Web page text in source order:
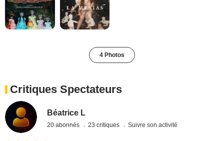
4 Photos
Critiques Spectateurs
Béatrice L
20 abonnés 23 critiques Suivre son activité